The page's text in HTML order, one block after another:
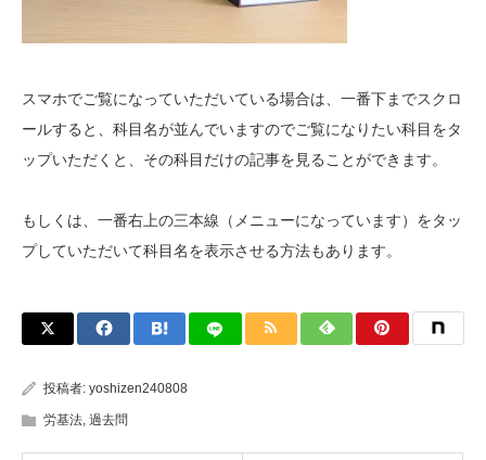
スマホでご覧になっていただいている場合は、一番下までスクロ
ールすると、科目名が並んでいますのでご覧になりたい科目をタ
ップいただくと、その科目だけの記事を見ることができます。
もしくは、一番右上の三本線（メニューになっています）をタッ
プしていただいて科目名を表示させる方法もあります。
投稿者: yoshizen240808
労基法, 過去問